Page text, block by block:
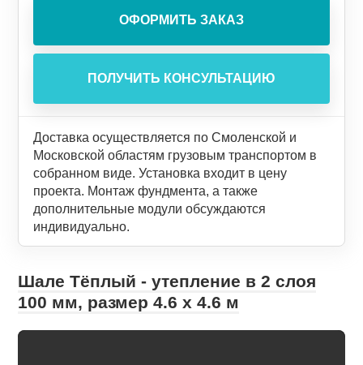
Доставка осуществляется по Смоленской и
Московской областям грузовым транспортом в
собранном виде. Установка входит в цену
проекта. Монтаж фундмента, а также
дополнительные модули обсуждаются
индивидуально.
Шале Тёплый - утепление в 2 слоя
100 мм, размер 4.6 х 4.6 м